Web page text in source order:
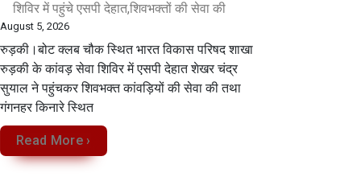
शिविर में पहुंचे एसपी देहात,शिवभक्तों की सेवा की
August 5, 2026
रुड़की।बोट क्लब चौक स्थित भारत विकास परिषद शाखा
रुड़की के कांवड़ सेवा शिविर में एसपी देहात शेखर चंद्र
सुयाल ने पहुंचकर शिवभक्त कांवड़ियों की सेवा की तथा
गंगनहर किनारे स्थित
Read More ›